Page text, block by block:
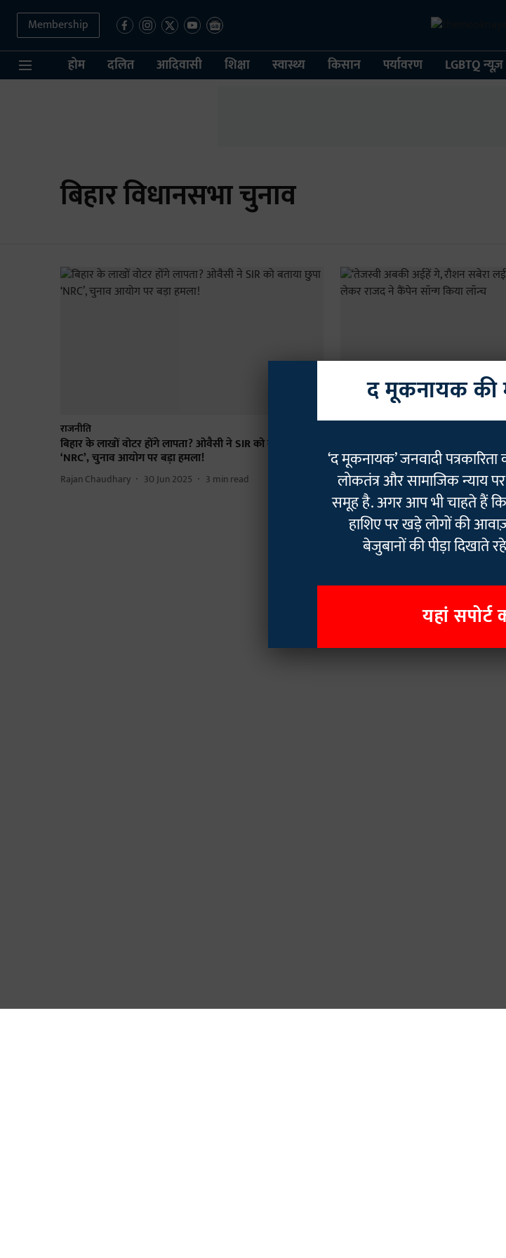
Membership
होम दलित आदिवासी शिक्षा स्वास्थ्य किसान पर्यावरण LGBTQ न्यूज़
बिहार विधानसभा चुनाव
राजनीति
बिहार के लाखों वोटर होंगे लापता? ओवैसी ने SIR को बताया छुपा
‘NRC’, चुनाव आयोग पर बड़ा हमला!
Rajan Chaudhary 30 Jun 2025 3 min read
लेकर राजद ने कैंपेन सॉन्ग किया लॉन्च
The Mooknayak 27 Jun 2025 2min
Read More
द मूकनायक
‘द मूकनायक’ जनवादी
लोकतंत्र और सामाजिक न्याय
समूह है. अगर आप भी चाहते हैं
हाशिए पर खड़े लोगों की
बेजुबानों की पीड़ा दिखाते
यहां सपोर्ट